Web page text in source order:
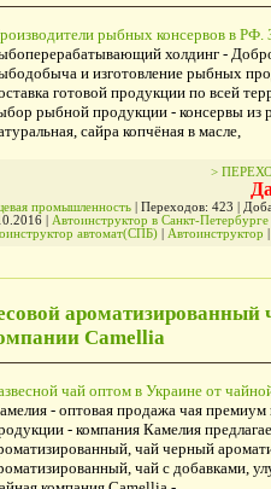
рыбных консервов в РФ.
холдинг -
и изготовление рыбных
готовой продукции по всей
рыбной продукции - консервы
cайра копчёная в масле,
>
промышленность| Переходов: 423 |
| Автоинструктор в Санкт-
автомат(СПБ)
Автоинструктор
ароматизированный
Camellia
чай оптом в Украине от
- оптовая продажа чая
- компания Камелия
чай черный
чай с добавками,